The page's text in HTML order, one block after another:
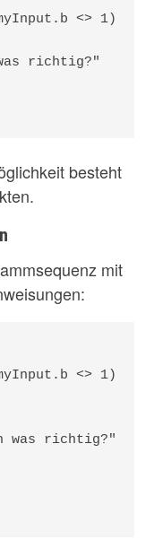
<> 1)
richtig?"
besteht
mit
<> 1)  ;
;
was richtig?"